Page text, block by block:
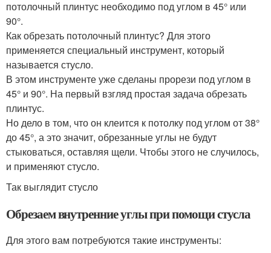
потолочный плинтус необходимо под углом в 45° или
90°.
Как обрезать потолочный плинтус? Для этого
применяется специальный инструмент, который
называется стусло.
В этом инструменте уже сделаны прорези под углом в
45° и 90°. На первый взгляд простая задача обрезать
плинтус.
Но дело в том, что он клеится к потолку под углом от 38°
до 45°, а это значит, обрезанные углы не будут
стыковаться, оставляя щели. Чтобы этого не случилось,
и применяют стусло.
Так выглядит стусло
Обрезаем внутренние углы при помощи стусла
Для этого вам потребуются такие инструменты: